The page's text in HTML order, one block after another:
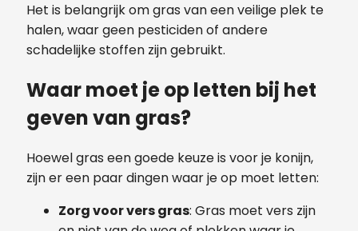
Het is belangrijk om gras van een veilige plek te
halen, waar geen pesticiden of andere
schadelijke stoffen zijn gebruikt.
Waar moet je op letten bij het
geven van gras?
Hoewel gras een goede keuze is voor je konijn,
zijn er een paar dingen waar je op moet letten:
Zorg voor vers gras: Gras moet vers zijn